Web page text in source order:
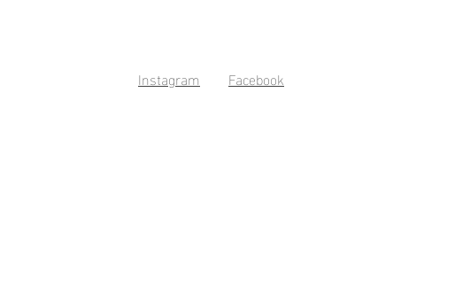
Instagram Facebook